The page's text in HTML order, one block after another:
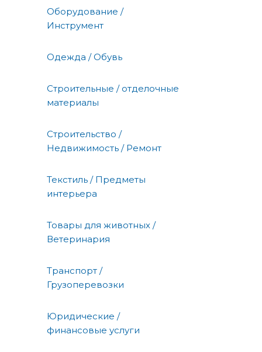
Оборудование /
Инструмент
Одежда / Обувь
Строительные / отделочные
материалы
Строительство /
Недвижимость / Ремонт
Текстиль / Предметы
интерьера
Товары для животных /
Ветеринария
Транспорт /
Грузоперевозки
Юридические /
финансовые услуги